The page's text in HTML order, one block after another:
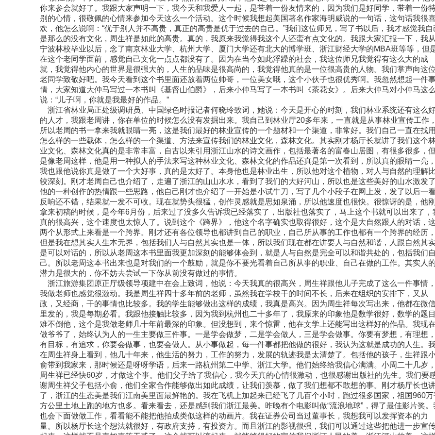
你来参会就好了。我跟大家声明一下，我今天和我爱人一起，是带着一份友情来的，因为我们是好同学，带着一份
别的心情，很敬佩的心情来参加今天这么一个活动。这个时候我想起美国著名作家海明威说的一句话，这句话我很
欢，他怎么说啊：“优于别人并不高贵，真正的高贵是优于过去的自己。”我们这位师兄，写了书以后，我才感觉我自
是那么的没有文化，周生祥是如此的高贵。真的，我原来我觉得我这个人还蛮有点文化的。我跟大家汇报一下，我从
宁波林校毕业以后，念了南京林业大学、杭州大学、厦门大学还有北大的博学班、浙江财经大学的MBA班等等，但
在这个老同学面前，感觉自己文化一点点都没有了。因为在当今如此浮躁的社会，我这位师兄我觉得有这么大的成
就，我觉得他内心的世界是很强大的，人生的品味是很高尚的，我觉得他真的是一位很高贵的人物。我们掌声向这位
老同学致敬好吧。我今天看到这个书里面还放着两位帅哥，一位美女哦，这个小伙子也很优秀啊。我忽然想起一件
情，大家知道大仲马写过一本书叫《基督山伯爵》，后来小仲马写了一本书叫《茶花女》。后来大仲马对小仲马这么
说：“儿子啊，你就是我最好的作品。”
浙江省林业局正处级调研员、中国绿色时报记者何晓玲致词，她说：今天是开心的时刻，我们林业系统还有这么
的人才，我跟老周讲，你在单位的时候怎么没有发掘出来。我自己到林业厅20多年来，一直就是从事林业宣传工作，
所以老周的书一拿来我就眼睛一亮，这是我们最好的林业宣传的一个题材和一个渠道，非常好。我们自己一直在找用
怎么样的一些载体，怎么样的一个渠道、方法来宣传我们的林业文化，森林文化。其实刚才杨厅长就讲了我们这个
业文化、森林文化真的是非常丰富，自古以来引用浙江山水的诗文画作，包括最著名的富春山居图，有很多很多，但
是像老周这样，他是用一种拟人的手法来写这种林业文化、森林文化的作品还真是第一次看到，所以真的眼睛一亮，
我也跟他说你真是做了一个大好事，真的是太好了。本身他也是林业出生，所以他对这个植物，对人与自然的理解比
较深刻。刚才老周自己也介绍了，走遍了浙江的山山水水，看到了我们的大好河山，所以也是这些美好的山水激发了
他的一种创作的热情跟一些思路，他自己刚才也介绍了一开始是小试牛刀，写了几个小段子在网上发，发了以后一
反响还不错，结果就一发不可收。现在就势头很猛，创作灵感就是思如泉涌，所以他速度也很快。很惊讶的是，他刚
拿来初稿的时候，是今年6月份，后来过了没多久告诉我已经落实了，出版社也落实了，马上这个书就可以出来了，
真的很高兴，这个速度也太惊人了。说到这个《跨界》，他这个名字确实也取得很好，这个是大自然跟人的对话，
两个从形式上来看是一个跨界。刚才还有各位领导也都讲到自己的职业，自己所从事的工作也都有一个跨界的经历，
但是我在想其实人生本无界，包括我们人与自然其实也是一体，所以我们现在都在讲要人与自然和谐，人跟自然其
是可以对话的，所以从老周这本书里面我更加深刻的能够体会到，就是人与自然是完全可以和谐共处的，包括我们自
己。所以老周这本书出来也是对我们的一个鼓励，就是你不要光看着自己所从事的职业、自己在做的工作。其实人的
潜力是很大的，你不妨去尝试一下你从前没有做过的事情。
浙江旅游集团原正厅级领导项建中在会上致词，他说：今天我真的很高兴，周生祥跟他儿子完成了这么一件事情，
我做老师也感觉很激动。我是周生祥四十多年前的老师，虽然我在学校干的时间不长，后来在组织的安排下，又从
政，又经商，干的事情也比较多。我的学生能够做出这样的成绩，我真是高兴。因为周生祥每次写出来，他都在微
里发的，我是每期必看。我跟他接触比较多，因为我到杭州也二十多年了，我原来的印象他是数学很好，数学的题目
难不倒他，这个是我做老师几十年前最深的印象。但没想到，来个惊雷，他在文学上还能写出这样好的作品。我现在
做爷爷了，始终认为人的一生主要做三件事。一是学会做梦，二是学会做人，三是学会做事。你要有梦想，有理想，
有目标，有追求，你要会做事，也要会做人。从小事做起，每一件事都把他做的很好，我认为这就是成功的人生。
在周生祥身上看到，他几十年来，他生活的努力，工作的努力，发展的轨迹我是太清楚了。包括他的孩子，生祥跟
俞带到我家来，那时候还是呀呀学语，后来一路杭州第二中学、浙江大学。他们始终给我信心满满。小周二十几岁，
周生祥已经快60岁，才做这个事。他们父子给了我信心，我今天真的心情很激动，也很感谢出版社的先生。我们要
谢周生祥父子包括小俞，他们全家合作能够做出如此成绩，让我们羡慕，做了我们想都不敢想的事。刚才杨厅长也
了，浙江的生态美是我们江南美里面最鲜艳的。我在飞机上加起来已经飞了几百个小时，跑过很多国家，祖国960万
方公里土地上跑的地方也多。看来看去，还是感到我们浙江最美。昨晚有个电影叫做“流浪地球”，得了最佳影片奖。
也会下面做做工作，看看能不能把他拍成类似这样的动画片。我在证券公司当过董事长，我想我可以发挥资本的力
量。所以杨厅长这个想法就很好，有政府支持，有投资方。而且浙江的影视很强，我们可以通过这些把他进一步宣